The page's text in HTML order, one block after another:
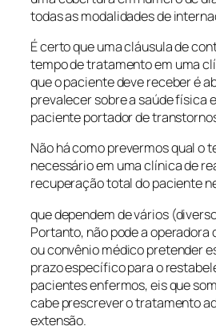
todas as modalidades de
É certo que uma cláusula de
tempo de tratamento em uma
que o paciente deve receber é
prevalecer sobre a saúde física
paciente portador de
Não há como prevermos qual o
necessário em uma clínica de
recuperação total do paciente
que dependem de vários
Portanto, não pode a operadora
ou convênio médico pretender
prazo específico para o
pacientes enfermos, eis que
cabe prescrever o tratamento
extensão.